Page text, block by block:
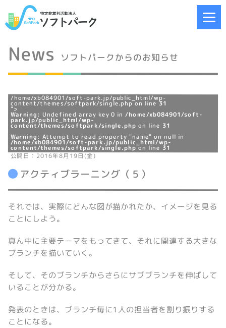
News ソフトパークからのお知らせ
/home/xb084901/soft-park.jp/public_html/wp-
content/themes/softpark/single.php on line 31
">
Warning: Undefined array key 0 in/home/xb084901/soft-
park.jp/public_html/wp-
content/themes/softpark/single.php on line 31
Warning: Attempt to read property "name" on null in
/home/xb084901/soft-park.jp/public_html/wp-
content/themes/softpark/single.php on line 31
公開日：2016年8月19日(金)
アクティブラーニング（５）
それでは、実際にどんな図が描かれたか、イメージを見る
ことにしよう。
真ん中に主要テーマをもってきて、それに関連する大きな
ブランチを描いていく。
そして、そのブランチからさらにサブブランチを伸ばして
いることが分かる。
発表のときは、ブランチ毎に1人の担当者を割り振りする
ことになる。